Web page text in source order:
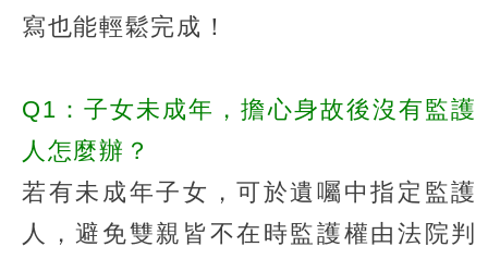
寫也能輕鬆完成！
Q1：子女未成年，擔心身故後沒有監護
人怎麼辦？
若有未成年子女，可於遺囑中指定監護
人，避免雙親皆不在時監護權由法院判